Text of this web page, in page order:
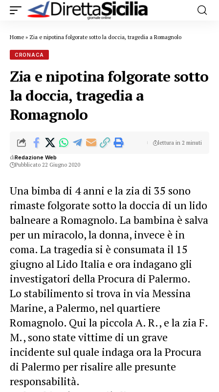
Home » Zia e nipotina folgorate sotto la doccia, tragedia a Romagnolo
CRONACA
Zia e nipotina folgorate sotto
la doccia, tragedia a
Romagnolo
diRedazione Web
Pubblicato 22 Giugno 2020
lettura in 2 minuti
Una bimba di 4 anni e la zia di 35 sono
rimaste folgorate sotto la doccia di un lido
balneare a Romagnolo. La bambina è salva
per un miracolo, la donna, invece è in
coma. La tragedia si è consumata il 15
giugno al Lido Italia e ora indagano gli
investigatori della Procura di Palermo.
Lo stabilimento si trova in via Messina
Marine, a Palermo, nel quartiere
Romagnolo. Qui la piccola A. R., e la zia F.
M., sono state vittime di un grave
incidente sul quale indaga ora la Procura
di Palermo per risalire alle presunte
responsabilità.